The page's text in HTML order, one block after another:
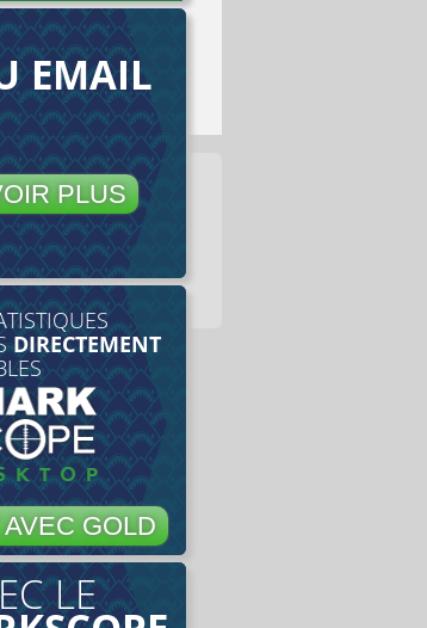
EMAIL
PLUS
DIRECTEMENT
GOLD
LE